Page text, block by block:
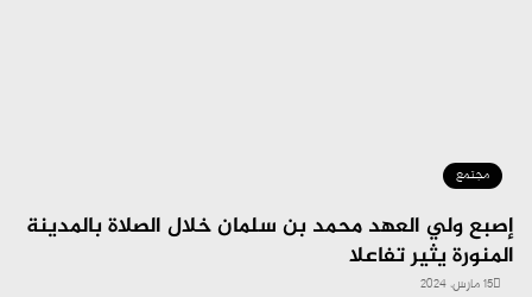
مجتمع
إصبع ولي العهد محمد بن سلمان خلال الصلاة بالمدينة
المنورة يثير تفاعلا
15 مارس، 2024